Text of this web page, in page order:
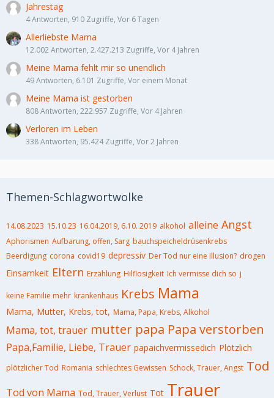
Jahrestag
4 Antworten, 910 Zugriffe, Vor 6 Tagen
Allerliebste Mama
12.002 Antworten, 2.427.213 Zugriffe, Vor 4 Jahren
Meine Mama fehlt mir so unendlich
49 Antworten, 6.101 Zugriffe, Vor einem Monat
Meine Mama ist gestorben
808 Antworten, 222.957 Zugriffe, Vor 4 Jahren
Verloren im Leben
338 Antworten, 95.424 Zugriffe, Vor 2 Jahren
Themen-Schlagwortwolke
14.08.2023 15.10.23 16.04.2019, 6.10. 2019 alkohol alleine Angst
Aphorismen Aufbarung, offen, Sarg bauchspeicheldrüsenkrebs
Beerdigung corona covid19 depressiv Der Tod nur eine Illusion? drogen
Einsamkeit Eltern Erzählung Hilflosigkeit Ich vermisse dich so j
keine Familie mehr krankenhaus Krebs Mama
Mama, Mutter, Krebs, tot, Mama, Papa, Krebs, Alkohol
Mama, tot, trauer mutter papa Papa verstorben
Papa,Familie, Liebe, Trauer papaichvermissedich Plötzlich
plötzlicher Tod Romania schlechtes Gewissen Schock, Trauer, Angst Tod
Tod von Mama Tod, Trauer, Verlust Tot Trauer